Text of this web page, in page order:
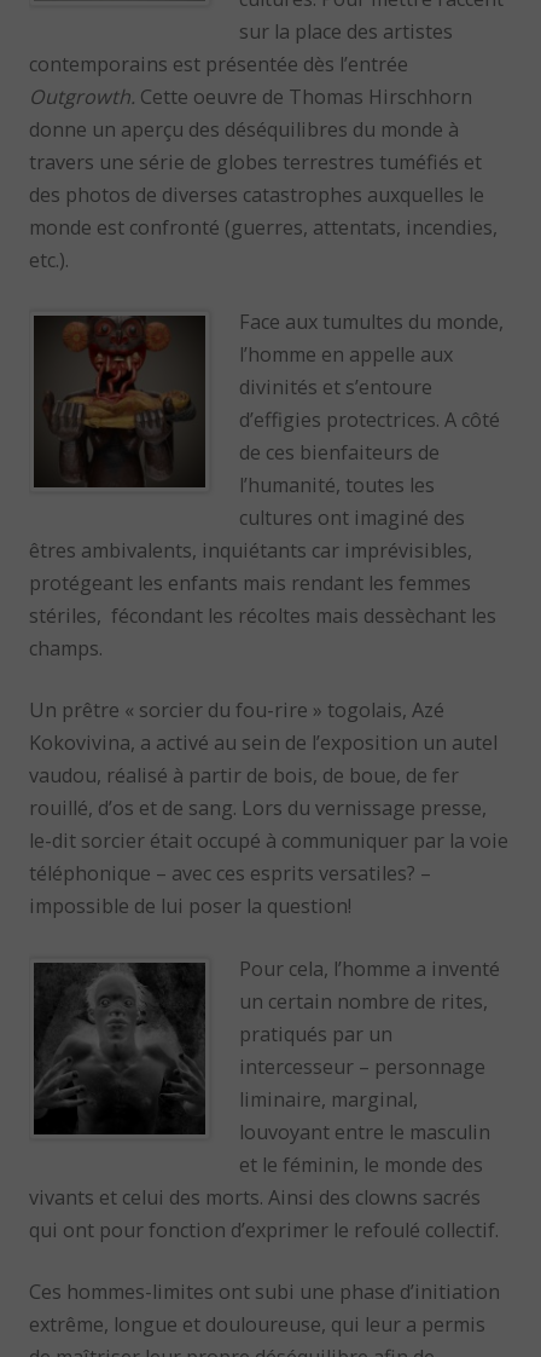
sur la place des artistes
contemporains est présentée dès l’entrée
Outgrowth. Cette oeuvre de Thomas Hirschhorn
donne un aperçu des déséquilibres du monde à
travers une série de globes terrestres tuméfiés et
des photos de diverses catastrophes auxquelles le
monde est confronté (guerres, attentats, incendies,
etc.).
Face aux tumultes du monde,
l’homme en appelle aux
divinités et s’entoure
d’effigies protectrices. A côté
de ces bienfaiteurs de
l’humanité, toutes les
cultures ont imaginé des
êtres ambivalents, inquiétants car imprévisibles,
protégeant les enfants mais rendant les femmes
stériles, fécondant les récoltes mais dessèchant les
champs.
Un prêtre « sorcier du fou-rire » togolais, Azé
Kokovivina, a activé au sein de l’exposition un autel
vaudou, réalisé à partir de bois, de boue, de fer
rouillé, d’os et de sang. Lors du vernissage presse,
le-dit sorcier était occupé à communiquer par la voie
téléphonique – avec ces esprits versatiles? –
impossible de lui poser la question!
Pour cela, l’homme a inventé
un certain nombre de rites,
pratiqués par un
intercesseur – personnage
liminaire, marginal,
louvoyant entre le masculin
et le féminin, le monde des
vivants et celui des morts. Ainsi des clowns sacrés
qui ont pour fonction d’exprimer le refoulé collectif.
Ces hommes-limites ont subi une phase d’initiation
extrême, longue et douloureuse, qui leur a permis